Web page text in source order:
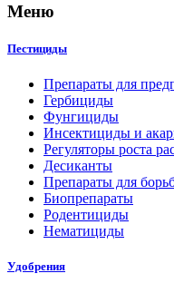
Меню
Пестициды
Препараты для
Гербициды
Фунгициды
Инсектициды и
Регуляторы роста
Десиканты
Препараты для
Биопрепараты
Родентициды
Нематициды
Удобрения